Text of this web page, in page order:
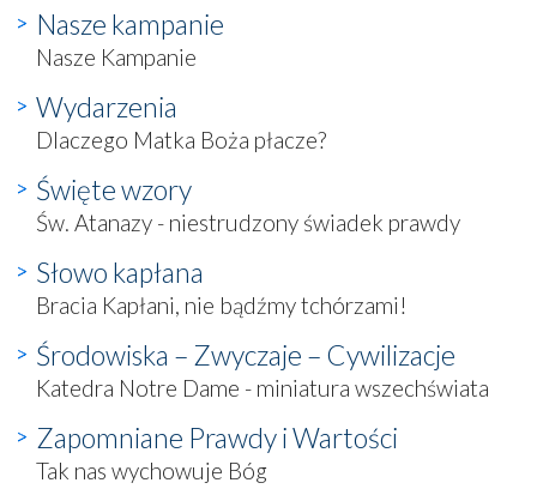
Nasze kampanie
Nasze Kampanie
Wydarzenia
Dlaczego Matka Boża płacze?
Święte wzory
Św. Atanazy - niestrudzony świadek prawdy
Słowo kapłana
Bracia Kapłani, nie bądźmy tchórzami!
Środowiska – Zwyczaje – Cywilizacje
Katedra Notre Dame - miniatura wszechświata
Zapomniane Prawdy i Wartości
Tak nas wychowuje Bóg